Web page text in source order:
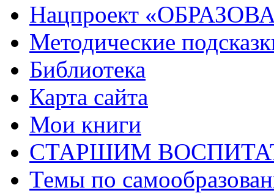
Нацпроект
Методические
Библиотека
Карта сайта
Мои книги
СТАРШИМ
Темы по